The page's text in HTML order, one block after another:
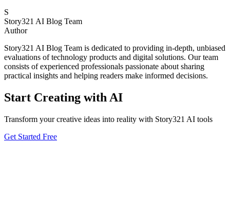
S
Story321 AI Blog Team
Author
Story321 AI Blog Team is dedicated to providing in-depth, unbiased
evaluations of technology products and digital solutions. Our team
consists of experienced professionals passionate about sharing
practical insights and helping readers make informed decisions.
Start Creating with AI
Transform your creative ideas into reality with Story321 AI tools
Get Started Free